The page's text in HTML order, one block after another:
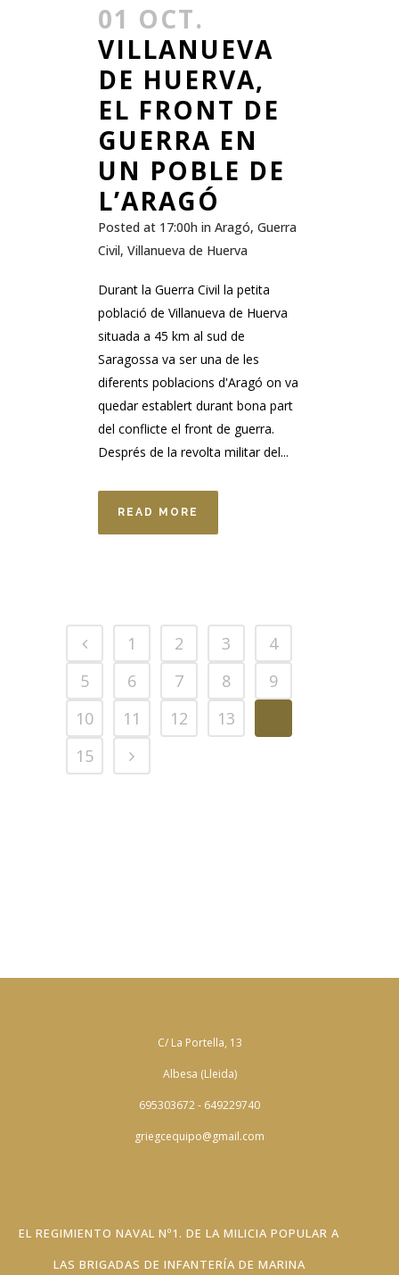
01 OCT.
VILLANUEVA
DE HUERVA,
EL FRONT DE
GUERRA EN
UN POBLE DE
L’ARAGÓ
Posted at 17:00h in Aragó, Guerra
Civil, Villanueva de Huerva
Durant la Guerra Civil la petita
població de Villanueva de Huerva
situada a 45 km al sud de
Saragossa va ser una de les
diferents poblacions d'Aragó on va
quedar establert durant bona part
del conflicte el front de guerra.
Després de la revolta militar del...
READ MORE
1 2 3
4
5
6 7 8
9
10
11 12 13
15
C/ La Portella, 13
Albesa (Lleida)
695303672 - 649229740
griegcequipo@gmail.com
EL REGIMIENTO NAVAL Nº1. DE LA MILICIA POPULAR A
LAS BRIGADAS DE INFANTERÍA DE MARINA